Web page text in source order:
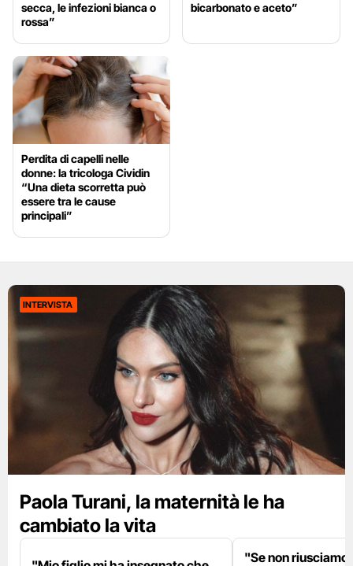
secca, le infezioni bianca o
rossa”
bicarbonato e aceto”
Perdita di capelli nelle
donne: la tricologa Cividin
“Una dieta scorretta può
essere tra le cause
principali”
INTERVISTA
Paola Turani, la maternità le ha
cambiato la vita
"Se non riusciamo